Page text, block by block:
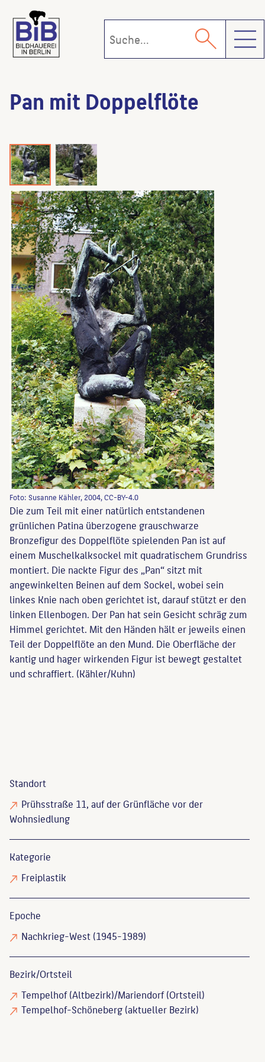
Pan mit Doppelflöte
Foto: Susanne Kähler, 2004, CC-BY-4.0
Die zum Teil mit einer natürlich entstandenen
grünlichen Patina überzogene grauschwarze
Bronzefigur des Doppelflöte spielenden Pan ist auf
einem Muschelkalksockel mit quadratischem Grundriss
montiert. Die nackte Figur des „Pan“ sitzt mit
angewinkelten Beinen auf dem Sockel, wobei sein
linkes Knie nach oben gerichtet ist, darauf stützt er den
linken Ellenbogen. Der Pan hat sein Gesicht schräg zum
Himmel gerichtet. Mit den Händen hält er jeweils einen
Teil der Doppelflöte an den Mund. Die Oberfläche der
kantig und hager wirkenden Figur ist bewegt gestaltet
und schraffiert. (Kähler/Kuhn)
Standort
Prühsstraße 11, auf der Grünfläche vor der
Wohnsiedlung
Kategorie
Freiplastik
Epoche
Nachkrieg-West (1945-1989)
Bezirk/Ortsteil
Tempelhof (Altbezirk)/Mariendorf (Ortsteil)
Tempelhof-Schöneberg (aktueller Bezirk)